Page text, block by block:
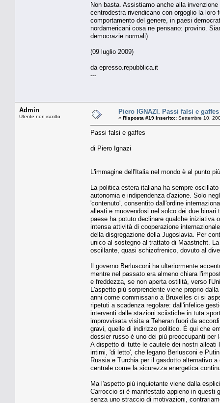
Non basta. Assistiamo anche alla
centrodestra rivendicano con orgoglio la
comportamento del genere, in paesi
nordamericani cosa ne pensano: provino.
democrazie normali).
(09 luglio 2009)
da epresso.repubblica.it
---
Admin
Utente non iscritto
Piero IGNAZI. Passi falsi e gaffes
« Risposta #19 inserito:: Settembre 10,
Passi falsi e gaffes
di Piero Ignazi
L'immagine dell'Italia nel mondo è al punto
La politica estera italiana ha sempre
autonomia e indipendenza d'azione. Solo
'contenuto', consentito dall'ordine
alleati e muovendosi nel solco dei due
paese ha potuto declinare qualche iniziativa
intensa attività di cooperazione
della disgregazione della Jugoslavia. Per
unico al sostegno al trattato di Maastricht.
oscillante, quasi schizofrenico, dovuto al
Il governo Berlusconi ha ulteriormente
mentre nel passato era almeno chiara
e freddezza, se non aperta ostilità, verso
L'aspetto più sorprendente viene proprio
anni come commissario a Bruxelles ci si
ripetuti a scadenza regolare: dall'infelice
interventi dalle stazioni sciistiche in tuta
improvvisata visita a Teheran fuori da
gravi, quelle di indirizzo politico. È qui che
dossier russo è uno dei più preoccupanti
A dispetto di tutte le cautele dei nostri alleati
intimi, 'di letto', che legano Berlusconi e
Russia e Turchia per il gasdotto alternativo
centrale come la sicurezza energetica
Ma l'aspetto più inquietante viene dalla
Carroccio si è manifestato appieno in questi
senza uno straccio di motivazioni,